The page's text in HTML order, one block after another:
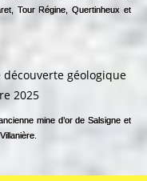
Tour Régine, Quertinheux et
mine d’or de Salsigne et